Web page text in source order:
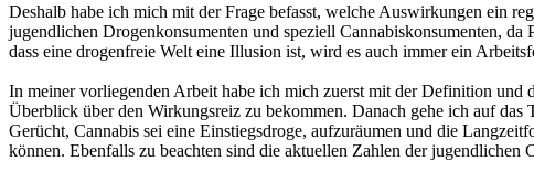
Deshalb habe ich mich mit der Frage befasst, welche Auswirkungen ein
jugendlichen Drogenkonsumenten und speziell Cannabiskonsumenten,
dass eine drogenfreie Welt eine Illusion ist, wird es auch immer ein
In meiner vorliegenden Arbeit habe ich mich zuerst mit der Definition und
Überblick über den Wirkungsreiz zu bekommen. Danach gehe ich auf
Gerücht, Cannabis sei eine Einstiegsdroge, aufzuräumen und die
können. Ebenfalls zu beachten sind die aktuellen Zahlen der jugendlichen